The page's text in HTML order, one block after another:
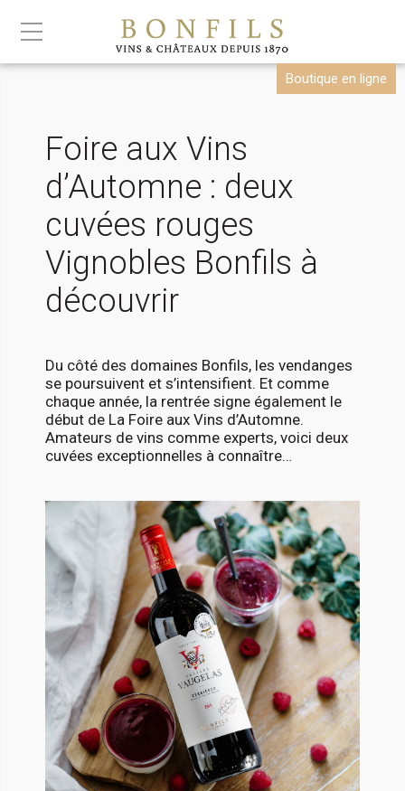
Boutique en ligne
Foire aux Vins
d’Automne : deux
cuvées rouges
Vignobles Bonfils à
découvrir
Du côté des domaines Bonfils, les vendanges
se poursuivent et s’intensifient. Et comme
chaque année, la rentrée signe également le
début de La Foire aux Vins d’Automne.
Amateurs de vins comme experts, voici deux
cuvées exceptionnelles à connaître…